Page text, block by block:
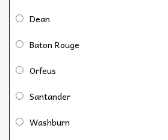
Dean
Baton Rouge
Orfeus
Santander
Washburn